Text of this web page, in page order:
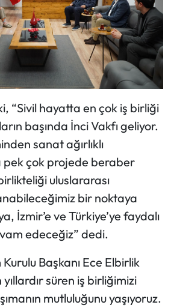
“Sivil hayatta en çok iş birliği
başında İnci Vakfı geliyor.
sanat ağırlıklı
çok projede beraber
uluslararası
bir noktaya
İzmir’e ve Türkiye’ye faydalı
edeceğiz” dedi.
Başkanı Ece Elbirlik
süren iş birliğimizi
mutluluğunu yaşıyoruz.